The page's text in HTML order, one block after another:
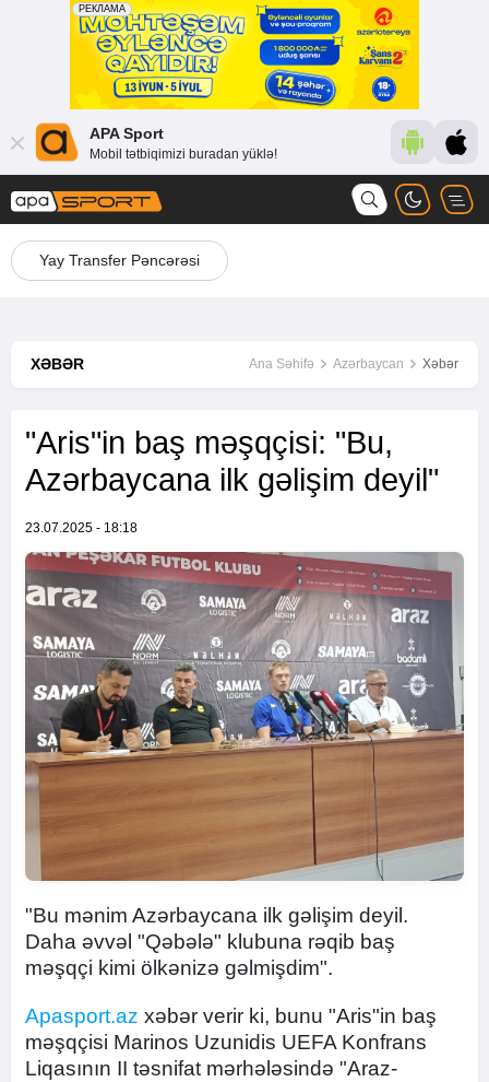
APA Sport
Mobil tətbiqimizi buradan yüklə!
Yay Transfer Pəncərəsi
XƏBƏR Ana Səhifə Azərbaycan Xəbər
"Aris"in baş məşqçisi: "Bu,
Azərbaycana ilk gəlişim deyil"
23.07.2025 - 18:18
"Bu mənim Azərbaycana ilk gəlişim deyil.
Daha əvvəl "Qəbələ" klubuna rəqib baş
məşqçi kimi ölkənizə gəlmişdim".
Apasport.az xəbər verir ki, bunu "Aris"in baş
məşqçisi Marinos Uzunidis UEFA Konfrans
Liqasının II təsnifat mərhələsində "Araz-